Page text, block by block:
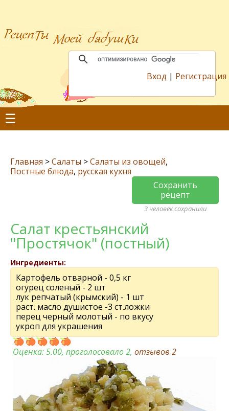
Вход | Регистрация
☰
Главная >Салаты >Салаты из овощей,
Постные блюда, русская кухня
Сохранить
рецепт
3 человек сохранили
Салат крестьянский
"Простячок" (постный)
Ингредиенты:
Картофель отварной - 0,5 кг
огурец соленый - 2 шт
лук репчатый (крымский) - 1 шт
раст. масло душистое -3 ст.ложки
перец черный молотый - по вкусу
укроп для украшения
Оценка:5.00, проголосовало 2, отзывов 2